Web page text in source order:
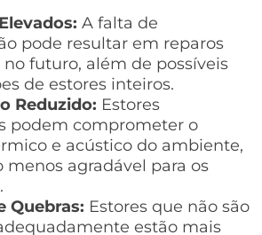
A falta de
pode resultar em reparos
no futuro, além de possíveis
de estores inteiros.
Reduzido: Estores
podem comprometer o
e acústico do ambiente,
menos agradável para os
Quebras: Estores que não são
estão mais